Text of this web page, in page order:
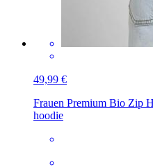
49,99 €
Frauen Premium Bio Zip
hoodie